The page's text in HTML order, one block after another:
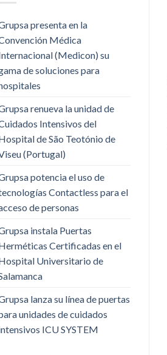
presenta en la
Médica
(Medicon) su
de soluciones para
renueva la unidad de
Intensivos del
de São Teotónio de
(Portugal)
potencia el uso de
Contactless para el
de personas
instala Puertas
Certificadas en el
Universitario de
lanza su línea de puertas
unidades de cuidados
ICU SYSTEM